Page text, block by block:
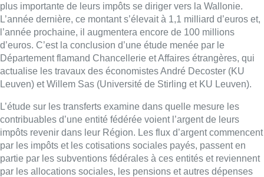
plus importante de leurs impôts se diriger vers la Wallonie.
L’année dernière, ce montant s’élevait à 1,1 milliard d’euros et,
l’année prochaine, il augmentera encore de 100 millions
d’euros. C’est la conclusion d’une étude menée par le
Département flamand Chancellerie et Affaires étrangères, qui
actualise les travaux des économistes André Decoster (KU
Leuven) et Willem Sas (Université de Stirling et KU Leuven).
L’étude sur les transferts examine dans quelle mesure les
contribuables d’une entité fédérée voient l’argent de leurs
impôts revenir dans leur Région. Les flux d’argent commencent
par les impôts et les cotisations sociales payés, passent en
partie par les subventions fédérales à ces entités et reviennent
par les allocations sociales, les pensions et autres dépenses